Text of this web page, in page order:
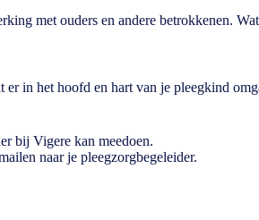
met ouders en andere betrokkenen.
er in het hoofd en hart van je pleegkind
bij Vigere kan meedoen.
naar je pleegzorgbegeleider.